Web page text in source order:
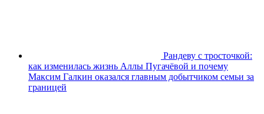
Рандеву с тросточкой:
как изменилась жизнь Аллы Пугачёвой и почему
Максим Галкин оказался главным добытчиком семьи за
границей